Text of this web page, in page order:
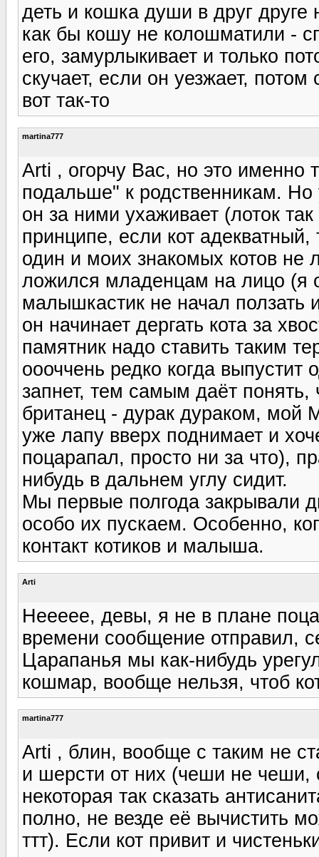
деть и кошка души в друг друге
как бы кошу не колошматили -
его, замурлыкивает и только
скучает, если он уезжает,
вот так-то
martina777
Arti , огорчу Вас, но это именно
подальше" к родственникам.
он за ними ухаживает (лоток
принципе, если кот
один и моих знакомых котов не
ложился младенцам на лицо (я
малышкастик не начал ползать
он начинает дергать кота за
памятник надо ставить таким
оооччень редко когда выпустит
запнет, тем самым даёт понять,
британец - дурак дураком, мой
уже лапу вверх поднимает и
поцарапал, просто ни за что),
нибудь в дальнем углу сидит.
Мы первые полгода закрывали
особо их пускаем. Особенно,
контакт котиков и малыша.
Arti
Неееее, девы, я не в плане
времени сообщение отправил,
Царапанья мы как-нибудь
кошмар, вообще нельзя, чтоб
martina777
Arti , блин, вообще с таким не
и шерсти от них (чеши не чеши,
некоторая так сказать
полно, не везде её вычистить
ттт). Если кот привит и